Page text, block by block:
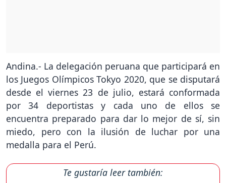
Andina.- La delegación peruana que participará en
los Juegos Olímpicos Tokyo 2020, que se disputará
desde el viernes 23 de julio, estará conformada
por 34 deportistas y cada uno de ellos se
encuentra preparado para dar lo mejor de sí, sin
miedo, pero con la ilusión de luchar por una
medalla para el Perú.
Te gustaría leer también: